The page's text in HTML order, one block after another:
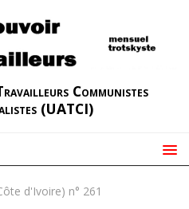
Communistes
(UATCI)
d'Ivoire) n° 261